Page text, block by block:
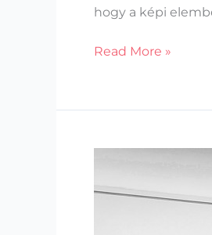
hogy a képi
Read More »